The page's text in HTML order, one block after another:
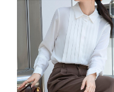
ノースリーブ セットアップ ワ
パンツ ロング パンツスーツ
ィス ロングパンツ トップス ア
ター OL オフィスカジュアル
婚式 パーティー お呼ばれ ブ
ック キャメル 10代 20代 30
40代 C-WAW1032